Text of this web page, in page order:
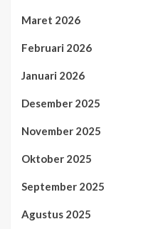
Maret 2026
Februari 2026
Januari 2026
Desember 2025
November 2025
Oktober 2025
September 2025
Agustus 2025